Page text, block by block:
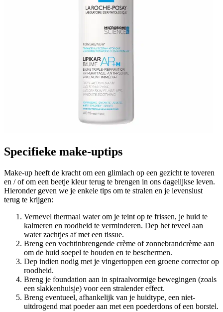
Specifieke make-uptips
Make-up heeft de kracht om een glimlach op een gezicht te toveren
en / of om een beetje kleur terug te brengen in ons dagelijkse leven.
Hieronder geven we je enkele tips om te stralen en je levenslust
terug te krijgen:
Vernevel thermaal water om je teint op te frissen, je huid te
kalmeren en roodheid te verminderen. Dep het teveel aan
water zachtjes af met een tissue.
Breng een vochtinbrengende crème of zonnebrandcrème aan
om de huid soepel te houden en te beschermen.
Dep indien nodig met je vingertoppen een groene corrector op
roodheid.
Breng je foundation aan in spiraalvormige bewegingen (zoals
een slakkenhuisje) voor een stralender effect.
Breng eventueel, afhankelijk van je huidtype, een niet-
uitdrogend mat poeder aan met een poederdons of een borstel.